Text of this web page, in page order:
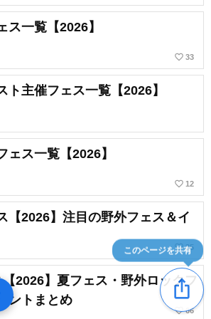
ス一覧【2026】
favorite_border 33
ト主催フェス一覧【2026】
ェス一覧【2026】
favorite_border 12
【2026】注目の野外フェス＆イ
favorite_border35
2026】夏フェス・野外ロックフ
ントまとめ
favorite_border66
ios_share
このページを共有